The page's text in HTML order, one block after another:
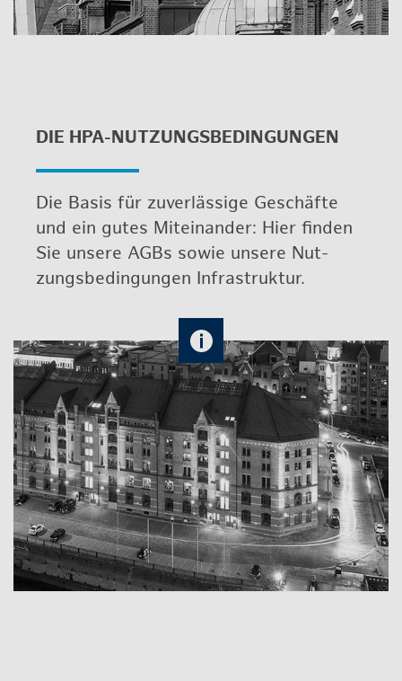
DIE HPA-NUT­ZUNGS­BE­DIN­GUN­GEN
Die Basis für zu­ver­läs­si­ge Ge­schäf­te
und ein gutes Mit­ein­an­der: Hier fin­den
Sie un­se­re AGBs sowie un­se­re Nut­
zungs­be­din­gun­gen In­fra­struk­tur.